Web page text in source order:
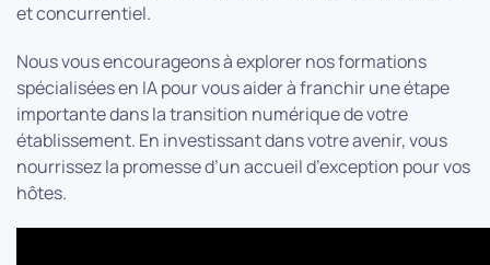
et concurrentiel.
Nous vous encourageons à explorer nos formations
spécialisées en IA pour vous aider à franchir une étape
importante dans la transition numérique de votre
établissement. En investissant dans votre avenir, vous
nourrissez la promesse d’un accueil d’exception pour vos
hôtes.